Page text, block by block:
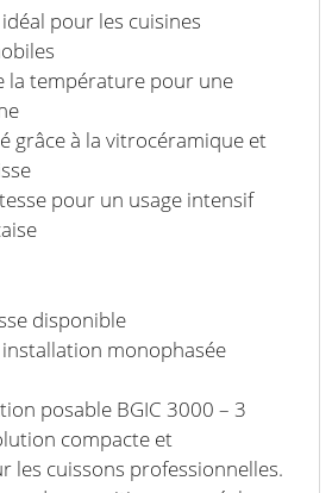
pour les cuisines
la température pour une
grâce à la vitrocéramique et
pour un usage intensif
disponible
monophasée
posable BGIC 3000 – 3
compacte et
les cuissons professionnelles.